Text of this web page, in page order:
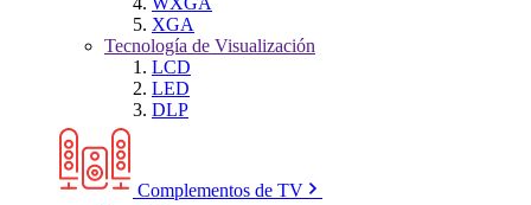
XGA
Tecnología de Visualización
LCD
LED
DLP
Complementos de TV